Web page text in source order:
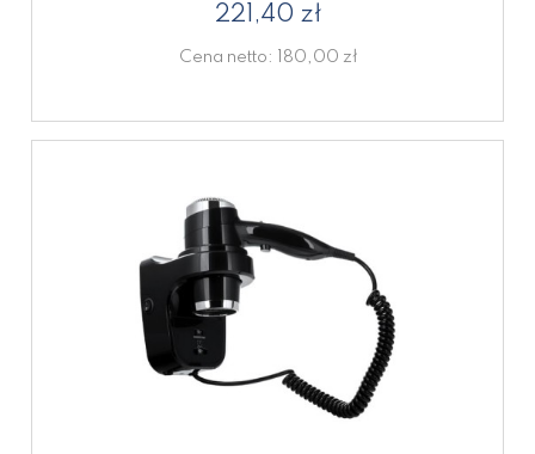
221,40 zł
Cena netto: 180,00 zł